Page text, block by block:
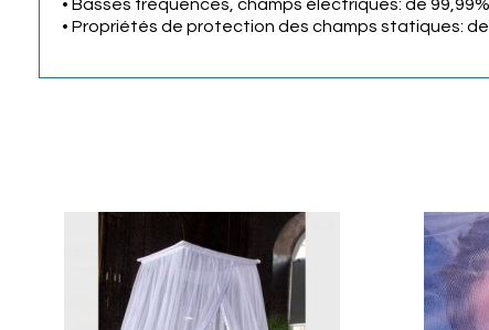
• Basses fréquences, champs électriques: de
• Propriétés de protection des champs statiques: